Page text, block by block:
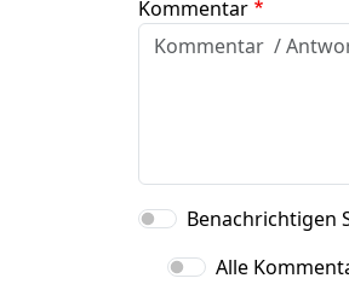
Kommentar
Benachrichtigen
Alle